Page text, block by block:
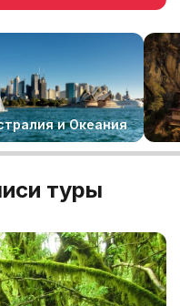
и Океания
туры